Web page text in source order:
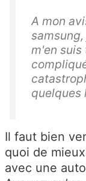
A mon
m'en suis
quelques
Il faut bien
quoi de
avec une